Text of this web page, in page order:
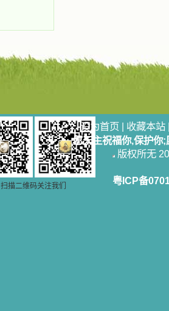
扫描二维码关注我们
设为首页 | 收藏本站
愿天主祝福你,保护你
版权所无
粤ICP备